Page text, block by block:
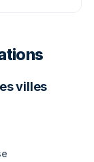
villes